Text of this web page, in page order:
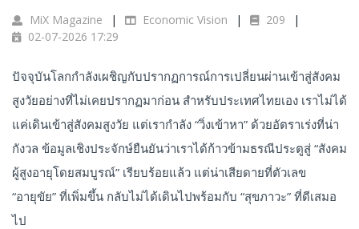
MiX Magazine Economic Vision
209
02-07-2026 17:29
ปัจจุบันโลกกำลังเผชิญกับปรากฏการณ์การเปลี่ยนผ่านเข้าสู่สังคม
สูงวัยอย่างที่ไม่เคยปรากฏมาก่อน สำหรับประเทศไทยเอง เราไม่ได้
แค่เดินเข้าสู่สังคมสูงวัย แต่เรากำลัง “วิ่งเข้าหา” ด้วยอัตราเร่งที่น่า
กังวล ข้อมูลเชิงประจักษ์ยืนยันว่าเราได้ก้าวข้ามธรณีประตูสู่ “สังคม
ผู้สูงอายุโดยสมบูรณ์” เรียบร้อยแล้ว แต่น่าเสียดายที่ตัวเลข
“อายุขัย” ที่เพิ่มขึ้น กลับไม่ได้เดินไปพร้อมกับ “สุขภาวะ” ที่ดีเสมอ
ไป